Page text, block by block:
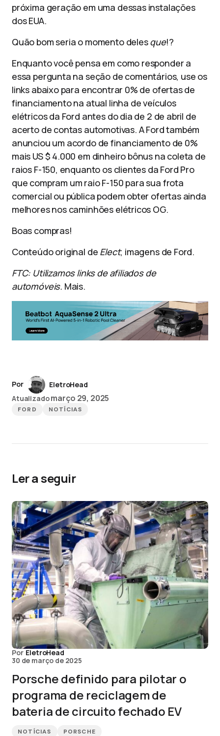
próxima geração em uma dessas instalações
dos EUA.
Quão bom seria o momento delesque!?
Enquanto você pensa em como responder a
essa pergunta na seção de comentários, use os
links abaixo para encontrar 0% de ofertas de
financiamento na atual linha de veículos
elétricos da Ford antes do dia de 2 de abril de
acerto de contas automotivas. A Ford também
anunciou um acordo de financiamento de 0%
mais US $ 4.000 em dinheiro bônus na coleta de
raios F-150, enquanto os clientes da Ford Pro
que compram um raio F-150 para sua frota
comercial ou pública podem obter ofertas ainda
melhores nos caminhões elétricos OG.
Boas compras!
Conteúdo original de Elect; imagens de Ford.
FTC: Utilizamos links de afiliados de
automóveis. Mais.
Por
EletroHead
Atualizadomarço 29, 2025
FORD NOTÍCIAS
Ler a seguir
Por EletroHead
30 de março de 2025
Porsche definido para pilotar o
programa de reciclagem de
bateria de circuito fechado EV
NOTÍCIAS PORSCHE